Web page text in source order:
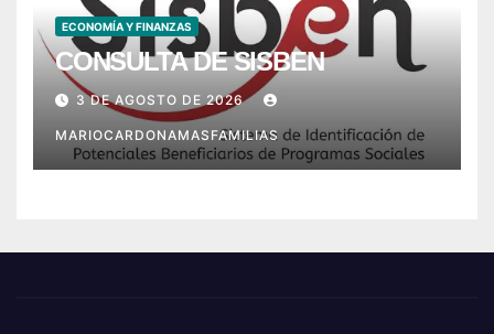
ECONOMÍA Y FINANZAS
CONSULTA DE SISBEN
3 DE AGOSTO DE 2026
MARIOCARDONAMASFAMILIAS